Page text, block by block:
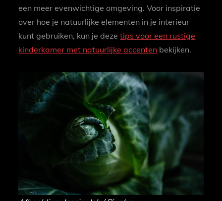
een meer evenwichtige omgeving. Voor inspiratie
over hoe je natuurlijke elementen in je interieur
kunt gebruiken, kun je dezetips voor een rustige
kinderkamer met natuurlijke accenten bekijken.